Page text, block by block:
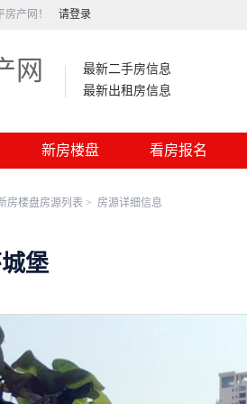
产网！ 请登录
网
最新二手房信息
最新出租房信息
新房楼盘 看房报名
房楼盘房源列表 > 房源详细信息
堡